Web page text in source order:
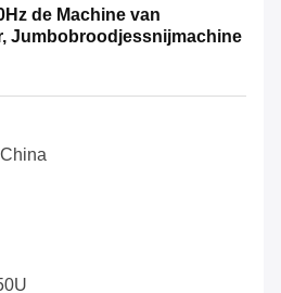
de Machine van
Jumbobroodjessnijmachine
China